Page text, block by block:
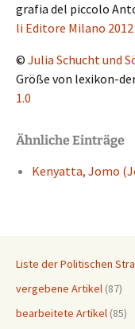
gra­fia del picco­lo
li Edito­re Milano 2012
© Julia Schucht und
Größe von lexikon-
1.0
Ähnliche Einträge
Kenyat­ta, Jomo
Liste der Politischen
vergebene Artikel (87)
bearbeitete Artikel (85)